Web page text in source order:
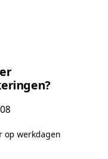
op werkdagen